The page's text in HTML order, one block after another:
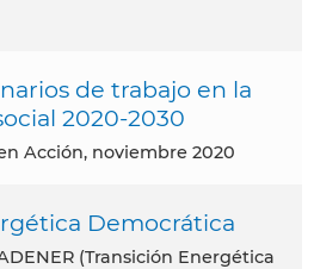
de trabajo en la
2020-2030
en Acción, noviembre 2020
Democrática